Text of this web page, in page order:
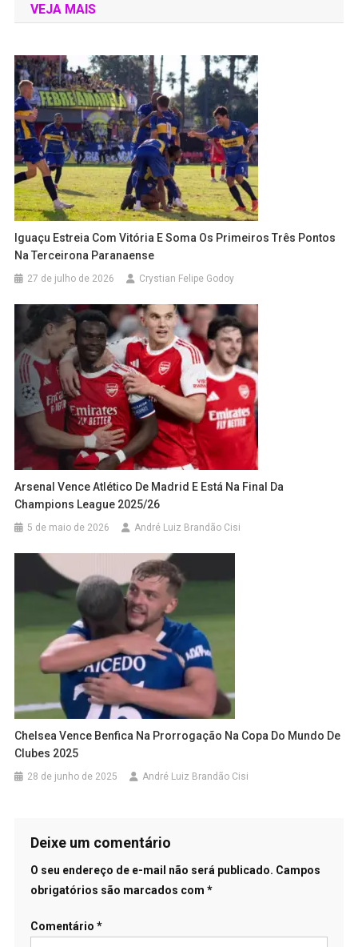
VEJA MAIS
Iguaçu Estreia Com Vitória E Soma Os Primeiros Três Pontos
Na Terceirona Paranaense
27 de julho de 2026 Crystian Felipe Godoy
Arsenal Vence Atlético De Madrid E Está Na Final Da
Champions League 2025/26
5 de maio de 2026 André Luiz Brandão Cisi
Chelsea Vence Benfica Na Prorrogação Na Copa Do Mundo De
Clubes 2025
28 de junho de 2025 André Luiz Brandão Cisi
Deixe um comentário
O seu endereço de e-mail não será publicado. Campos
obrigatórios são marcados com *
Comentário *